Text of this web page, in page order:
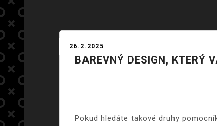
BAREVNÝ DESIGN, KTERÝ
26.2.2025
Pokud hledáte takové druhy